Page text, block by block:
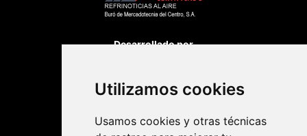
Utilizamos cookies
Usamos cookies y otras técnicas
Desarrollado por